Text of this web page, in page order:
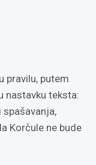
pravilu, putem
nastavku teksta:
Korčule ne bude